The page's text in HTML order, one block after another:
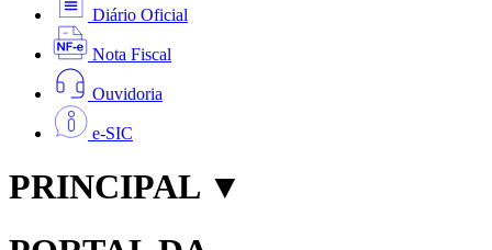
Diário Oficial
Nota Fiscal
Ouvidoria
e-SIC
PRINCIPAL ▼